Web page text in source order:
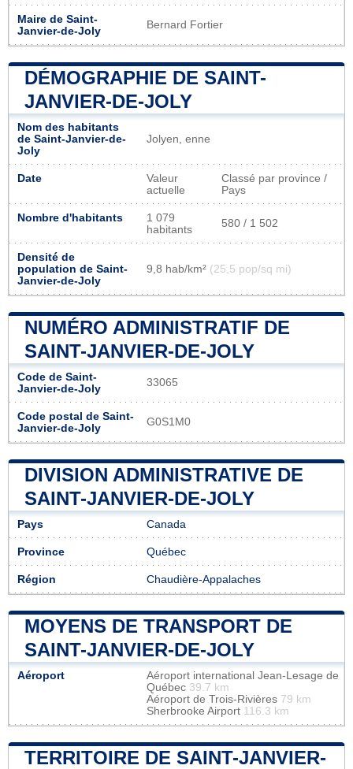
Maire de Saint-
Janvier-de-Joly
Bernard Fortier
DÉMOGRAPHIE DE SAINT-
JANVIER-DE-JOLY
Nom des habitants
de Saint-Janvier-de-
Joly
Jolyen, enne
Date
Valeur
actuelle
Classé par province /
Pays
Nombre d'habitants
1 079
habitants
580 / 1 502
Densité de
population de Saint-
Janvier-de-Joly
9,8 hab/km² (25,5 pop/sq mi)
NUMÉRO ADMINISTRATIF DE
SAINT-JANVIER-DE-JOLY
Code de Saint-
Janvier-de-Joly
33065
Code postal de Saint-
Janvier-de-Joly
G0S1M0
DIVISION ADMINISTRATIVE DE
SAINT-JANVIER-DE-JOLY
Pays Canada
Province Québec
Région Chaudière-Appalaches
MOYENS DE TRANSPORT DE
SAINT-JANVIER-DE-JOLY
Aéroport
Aéroport international Jean-Lesage de
Québec 39.7 km
Aéroport de Trois-Rivières 79 km
Sherbrooke Airport 116.3 km
TERRITOIRE DE SAINT-JANVIER-